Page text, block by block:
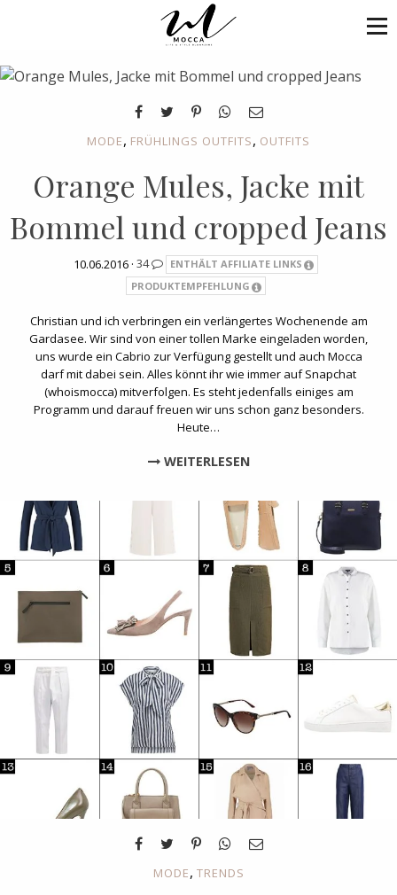
MODE, FRÜHLINGS OUTFITS, OUTFITS
Orange Mules, Jacke mit
Bommel und cropped Jeans
10.06.2016 · 34
ENTHÄLT AFFILIATE LINKS
PRODUKTEMPFEHLUNG
Christian und ich verbringen ein verlängertes Wochenende am
Gardasee. Wir sind von einer tollen Marke eingeladen worden,
uns wurde ein Cabrio zur Verfügung gestellt und auch Mocca
darf mit dabei sein. Alles könnt ihr wie immer auf Snapchat
(whoismocca) mitverfolgen. Es steht jedenfalls einiges am
Programm und darauf freuen wir uns schon ganz besonders.
Heute…
WEITERLESEN
MODE, TRENDS